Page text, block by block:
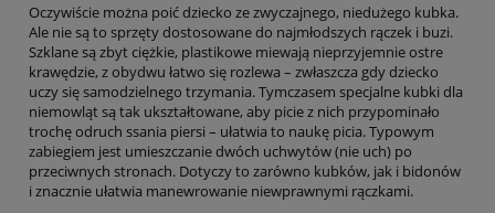
Oczywiście można poić dziecko ze zwyczajnego, niedużego kubka.
Ale nie są to sprzęty dostosowane do najmłodszych rączek i buzi.
Szklane są zbyt ciężkie, plastikowe miewają nieprzyjemnie ostre
krawędzie, z obydwu łatwo się rozlewa – zwłaszcza gdy dziecko
uczy się samodzielnego trzymania. Tymczasem specjalne kubki dla
niemowląt są tak ukształtowane, aby picie z nich przypominało
trochę odruch ssania piersi – ułatwia to naukę picia. Typowym
zabiegiem jest umieszczanie dwóch uchwytów (nie uch) po
przeciwnych stronach. Dotyczy to zarówno kubków, jak i bidonów
i znacznie ułatwia manewrowanie niewprawnymi rączkami.